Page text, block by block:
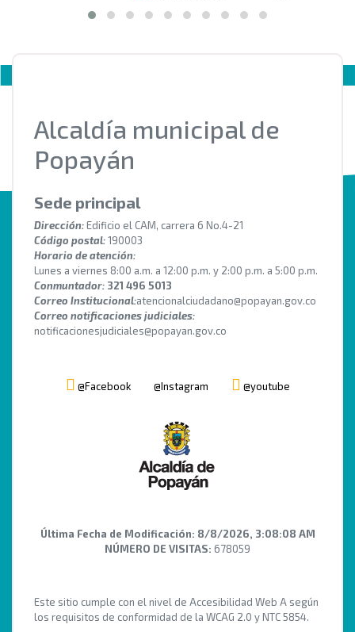
Alcaldía municipal de
Popayán
Sede principal
Dirección: Edificio el CAM, carrera 6 No.4-21
Código postal:190003
Horario de atención:
Lunes a viernes 8:00 a.m. a 12:00 p.m. y 2:00 p.m. a 5:00 p.m.
Conmuntador: 321 496 5013
Correo Institucional:atencionalciudadano@popayan.gov.co
Correo notificaciones judiciales:
notificacionesjudiciales@popayan.gov.co
@Facebook @Instagram @youtube
Última Fecha de Modificación: 8/8/2026, 3:08:08 AM
NÚMERO DE VISITAS: 678059
Este sitio cumple con el nivel de Accesibilidad Web A según
los requisitos de conformidad de la WCAG 2.0 y NTC 5854.